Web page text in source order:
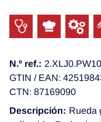
N.º ref.: 2.XLJ0.PW10
GTIN / EAN:
CTN: 87169090
Descripción: Rueda